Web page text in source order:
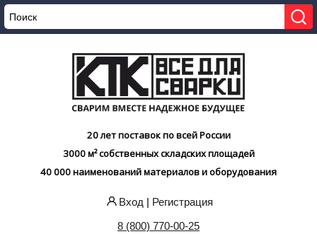
20 лет поставок по всей России
3000 м² собственных складских площадей
40 000 наименований материалов и оборудования
Вход | Регистрация
8 (800) 770-00-25